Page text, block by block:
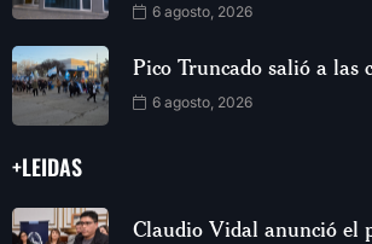
6 agosto, 2026
Pico Truncado salió a las
6 agosto, 2026
+LEIDAS
Claudio Vidal anunció el